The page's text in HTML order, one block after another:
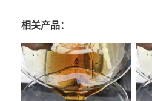
相关产品：